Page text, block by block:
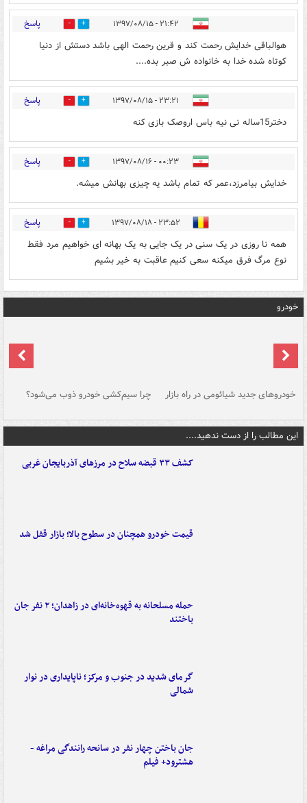
۲۱:۴۲ - ۱۳۹۷/۰۸/۱۵ 3 پاسخ
هوالباقی خدایش رحمت کند و قرین رحمت الهی باشد دستش از دنیا
کوتاه شده خدا به خانواده ش صبر بده....
۲۳:۲۱ - ۱۳۹۷/۰۸/۱۵ 1 پاسخ
دختر15ساله نی نیه باس اروصک بازی کنه
۰۰:۲۳ - ۱۳۹۷/۰۸/۱۶ 2 پاسخ
خدایش بیامرزد،عمر که تمام باشد یه چیزی بهانش میشه.
۲۳:۵۲ - ۱۳۹۷/۰۸/۱۸ 0 پاسخ
همه نا روزی در یک سنی در یک جایی به یک بهانه ای خواهیم مرد فقط
نوع مرگ فرق میکنه سعی کنیم عاقبت به خیر بشیم
خودرو
خودروهای جدید شیائومی در راه بازار چرا سیم‌کشی خودرو ذوب می‌شود؟
این مطالب را از دست ندهید....
کشف ۳۳ قبضه سلاح در مرزهای آذربایجان غربی
قیمت خودرو همچنان در سطوح بالا؛ بازار قفل شد
حمله مسلحانه به قهوه‌خانه‌ای در زاهدان؛ ۲ نفر جان
باختند
گرمای شدید در جنوب و مرکز؛ ناپایداری در نوار
شمالی
جان باختن چهار نفر در سانحه رانندگی مراغه -
هشترود+ فیلم